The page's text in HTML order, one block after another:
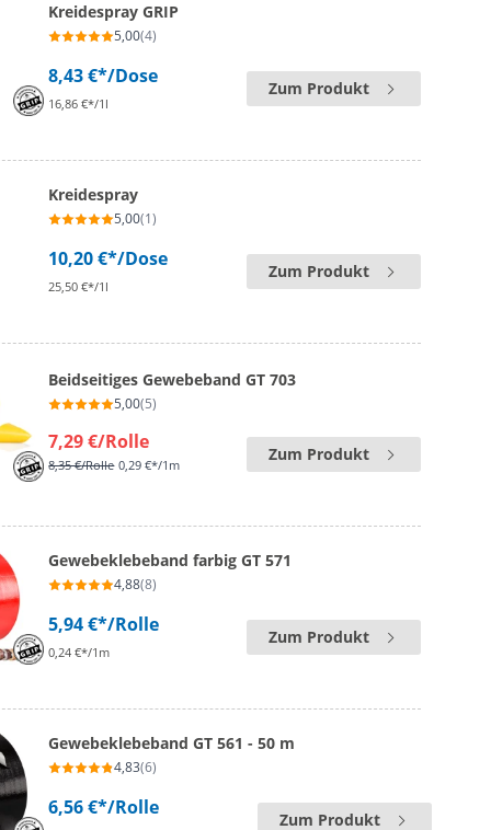
Kreidespray GRIP
5,00(4)
8,43 €*/Dose
16,86 €*/1l
Zum Produkt
Kreidespray
5,00(1)
10,20 €*/Dose
25,50 €*/1l
Zum Produkt
Beidseitiges Gewebeband GT 703
5,00(5)
7,29 €/Rolle
8,35 €/Rolle 0,29 €*/1m
Zum Produkt
Gewebeklebeband farbig GT 571
4,88(8)
5,94 €*/Rolle
0,24 €*/1m
Zum Produkt
Gewebeklebeband GT 561 - 50 m
4,83(6)
6,56 €*/Rolle
Zum Produkt